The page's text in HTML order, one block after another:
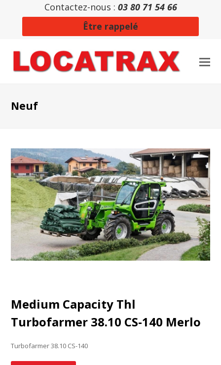
Contactez-nous : 03 80 71 54 66
Être rappelé
Neuf
Medium Capacity Thl
Turbofarmer 38.10 CS-140 Merlo
Turbofarmer 38.10 CS-140